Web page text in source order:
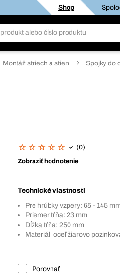
Shop
Montáž striech a stien Spojky do
(0)
Zobraziť hodnotenie
Technické vlastnosti
Pre hrúbky vzpery: 65 - 145 mm
Priemer tŕňa: 23 mm
Dĺžka tŕňa: 250 mm
Materiál: oceľ žiarovo
Porovnať